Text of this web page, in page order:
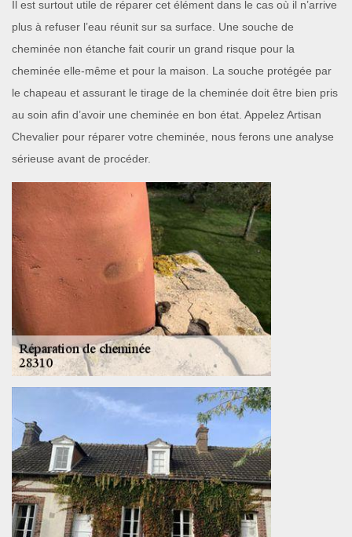
Il est surtout utile de réparer cet élément dans le cas où il n’arrive
plus à refuser l’eau réunit sur sa surface. Une souche de
cheminée non étanche fait courir un grand risque pour la
cheminée elle-même et pour la maison. La souche protégée par
le chapeau et assurant le tirage de la cheminée doit être bien pris
au soin afin d’avoir une cheminée en bon état. Appelez Artisan
Chevalier pour réparer votre cheminée, nous ferons une analyse
sérieuse avant de procéder.